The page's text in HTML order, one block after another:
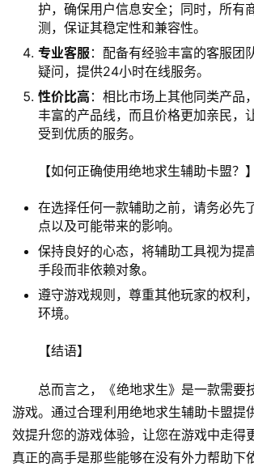
护，确保用户信息安全；同时，所有
测，保证其稳定性和兼容性。
专业客服：配备有经验丰富的客服团
疑问，提供24小时在线服务。
性价比高 ：相比市场上其他同类产品
丰富的产品线，而且价格更加亲民，
受到优质的服务。
【如何正确使用绝地求生辅助卡盟？】
在选择任何一款辅助之前，请务必先
点以及可能带来的影响。
保持良好的心态，将辅助工具视为提
手段而非依赖对象。
遵守游戏规则，尊重其他玩家的权利
环境。
【结语】
总而言之，《绝地求生》是一款需要
游戏。通过合理利用绝地求生辅助卡盟提
效提升您的游戏体验，让您在游戏中走得
真正的高手是那些能够在没有外力帮助下